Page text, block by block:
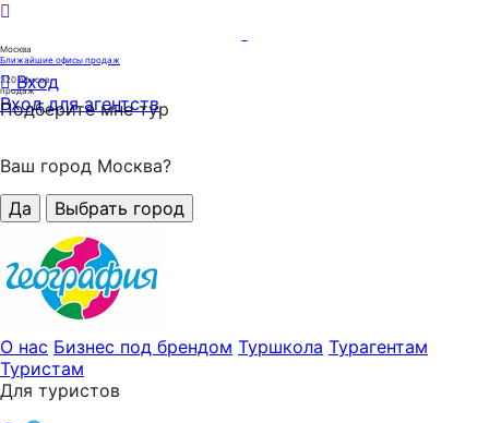
Москва
Ближайшие офисы продаж
320офисов
продаж
Вход
Вход для агентств
Подберите мне тур
Ваш город Москва?
Да
Выбрать город
О нас Бизнес под брендом Туршкола Турагентам
Туристам
Для туристов